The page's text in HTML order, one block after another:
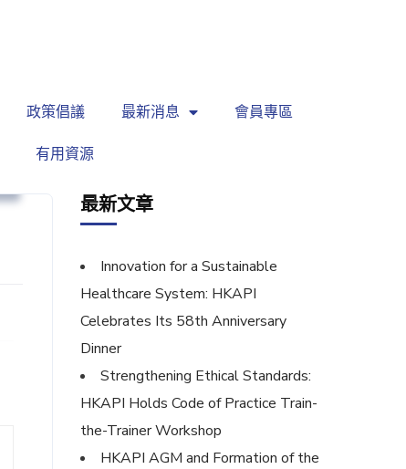
政策倡議 最新消息 會員專區
有用資源
最新文章
Innovation for a Sustainable
Healthcare System: HKAPI
Celebrates Its 58th Anniversary
Dinner
Strengthening Ethical Standards:
HKAPI Holds Code of Practice Train-
the-Trainer Workshop
HKAPI AGM and Formation of the